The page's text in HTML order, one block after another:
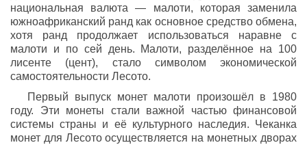
национальная валюта — малоти, которая заменила
южноафриканский ранд как основное средство обмена,
хотя ранд продолжает использоваться наравне с
малоти и по сей день. Малоти, разделённое на 100
лисенте (цент), стало символом экономической
самостоятельности Лесото.
Первый выпуск монет малоти произошёл в 1980
году. Эти монеты стали важной частью финансовой
системы страны и её культурного наследия. Чеканка
монет для Лесото осуществляется на монетных дворах